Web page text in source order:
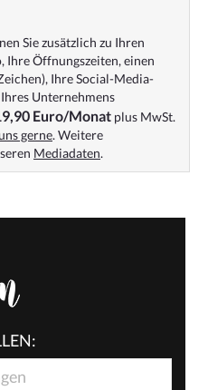
Sie zusätzlich zu Ihren
Ihre Öffnungszeiten, einen
Ihre Social-Media-
Unternehmens
Euro/Monat plus MwSt.
gerne. Weitere
Mediadaten.